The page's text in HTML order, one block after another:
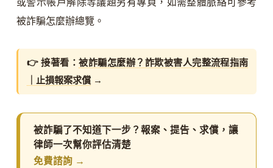
或警示帳戶解除等議題另有專頁，如需整體脈絡可參考
被詐騙怎麼辦總覽。
👉 接著看：被詐騙怎麼辦？詐欺被害人完整流程指南
｜止損報案求償→
被詐騙了不知道下一步？報案、提告、求償，讓
律師一次幫你評估清楚
免費諮詢 →